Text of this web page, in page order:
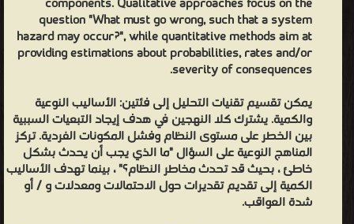
question "What must go wrong, such that a system
hazard may occur?", while quantitative methods aim at
providing estimations about probabilities, rates and/or
severity of consequences.
يمكن تقسيم تقنيات التحليل إلى فئتين: الأساليب النوعية
والكمية. يشترك كلا النهجين في هدف إيجاد التبعيات السببية
بين الخطر على مستوى النظام وفشل المكونات الفردية. تركز
المناهج النوعية على السؤال "ما الذي يجب أن يحدث بشكل
خاطئ ، بحيث قد تحدث مخاطر النظام؟" ، بينما تهدف الأساليب
الكمية إلى تقديم تقديرات حول الاحتمالات ومعدلات و / أو
شدة العواقب.